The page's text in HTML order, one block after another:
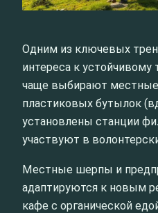
Одним из ключевых
интереса к
чаще выбирают
пластиковых бутылок
установлены станции
участвуют в
Местные шерпы и
адаптируются к новым
кафе с органической